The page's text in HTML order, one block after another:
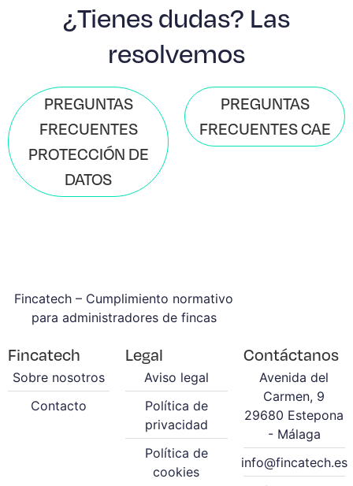
¿Tienes dudas? Las
resolvemos
PREGUNTAS
FRECUENTES
PROTECCIÓN DE
DATOS
PREGUNTAS
FRECUENTES CAE
Fincatech – Cumplimiento normativo
para administradores de fincas
Fincatech
Sobre nosotros
Contacto
Legal
Aviso legal
Política de
privacidad
Política de
cookies
Contáctanos
Avenida del
Carmen, 9
29680 Estepona
- Málaga
info@fincatech.es